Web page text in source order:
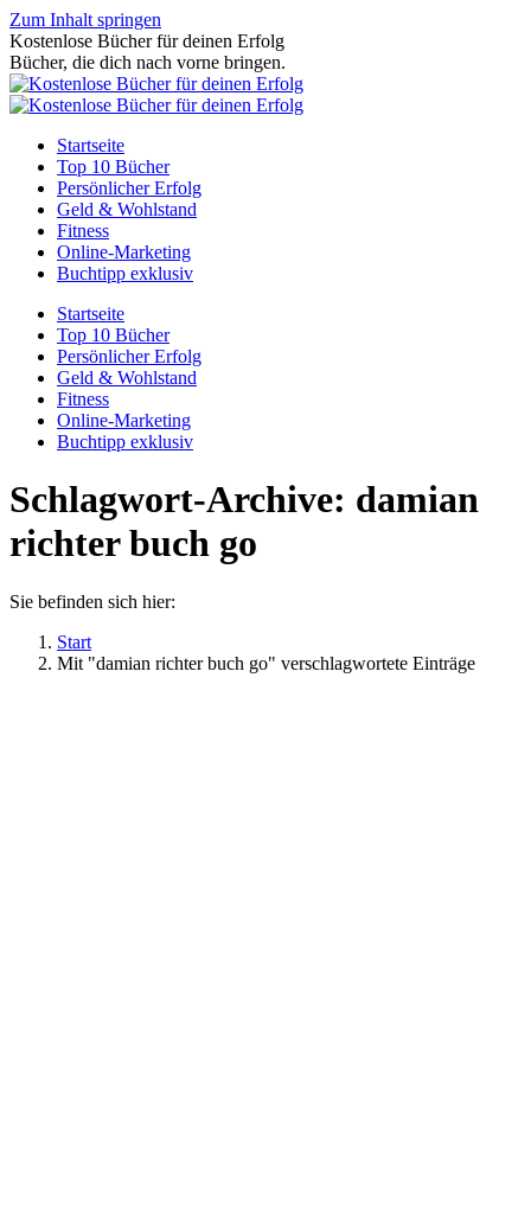
Zum Inhalt springen
Kostenlose Bücher für deinen Erfolg
Bücher, die dich nach vorne bringen.
Startseite
Top 10 Bücher
Persönlicher Erfolg
Geld & Wohlstand
Fitness
Online-Marketing
Buchtipp exklusiv
Startseite
Top 10 Bücher
Persönlicher Erfolg
Geld & Wohlstand
Fitness
Online-Marketing
Buchtipp exklusiv
Schlagwort-Archive: damian
richter buch go
Sie befinden sich hier:
Start
Mit "damian richter buch go" verschlagwortete Einträge